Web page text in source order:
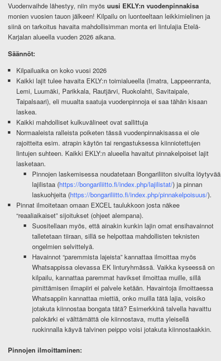
Vuodenvaihde lähestyy, niin myös uusi EKLY:n vuodenpinnakisa
monien vuosien tauon jälkeen! Kilpailu on luonteeltaan leikkimielinen ja
siinä on tarkoitus havaita mahdollisimman monta eri lintulajia Etelä-
Karjalan alueella vuoden 2026 aikana.
Säännöt:
Kilpailuaika on koko vuosi 2026
Kaikki lajit tulee havaita EKLY:n toimialueella (Imatra, Lappeenranta,
Lemi, Luumäki, Parikkala, Rautjärvi, Ruokolahti, Savitaipale,
Taipalsaari), eli muualta saatuja vuodenpinnoja ei saa tähän kisaan
laskea.
Kaikki mahdolliset kulkuvälineet ovat sallittuja
Normaaleista ralleista poiketen tässä vuodenpinnakisassa ei ole
rajoitteita esim. atrapin käytön tai rengastuksessa kiinniotettujen
lintujen suhteen. Kaikki EKLY:n alueella havaitut pinnakelpoiset lajit
lasketaan.
Pinnojen laskemisessa noudatetaan Bongariliiton sivuilta löytyvää
lajilistaa (https://bongariliitto.fi/index.php/lajilistat/) ja pinnan
laskuohjeita (https://bongariliitto.fi/index.php/pinnakelpoisuus/).
Pinnat ilmoitetaan omaan EXCEL taulukkoon josta näkee
“reaaliaikaiset” sijoitukset (ohjeet alempana).
Suositellaan myös, että ainakin kunkin lajin omat ensihavainnot
talletetaan tiiraan, sillä se helpottaa mahdollisten teknisten
ongelmien selvittelyä.
Havainnot “paremmista lajeista” kannattaa ilmoittaa myös
Whatsappissa olevassa EK linturyhmässä. Vaikka kyseessä on
kilpailu, kannattaa paremmat havikset ilmoittaa muille, sillä
pimittämisen ilmapiiri ei palvele ketään. Havaintoja ilmoittaessa
Whatsappiin kannattaa miettiä, onko muilla tätä lajia, voisiko
jotakuta kiinnostaa bongata tätä? Esimerkkinä talvella havaittu
palokärki ei välttämättä ole kiinnostava, mutta yleisellä
ruokinnalla käyvä talvinen peippo voisi jotakuta kiinnostaakkin.
Pinnojen ilmoittaminen: